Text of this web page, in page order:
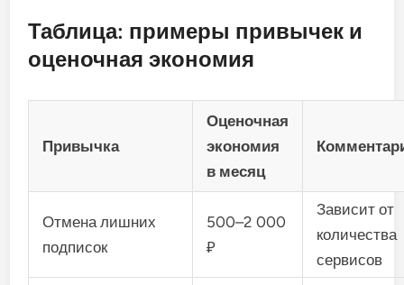
Таблица: примеры привычек и
оценочная экономия
Привычка
Оценочная
экономия
в месяц
Отмена лишних
подписок
500–2 000
₽
Зависит от
количества
сервисов